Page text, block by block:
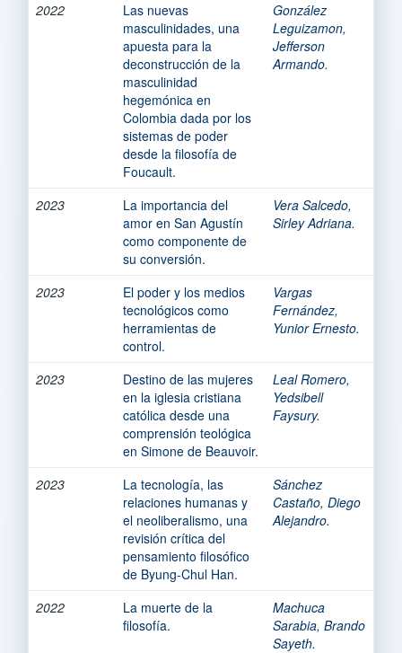
2022
Las nuevas
masculinidades, una
apuesta para la
deconstrucción de la
masculinidad
hegemónica en
Colombia dada por los
sistemas de poder
desde la filosofía de
Foucault.
González
Leguizamon,
Jefferson
Armando.
2023
La importancia del
amor en San Agustín
como componente de
su conversión.
Vera Salcedo,
Sirley Adriana.
2023
El poder y los medios
tecnológicos como
herramientas de
control.
Vargas
Fernández,
Yunior Ernesto.
2023
Destino de las mujeres
en la iglesia cristiana
católica desde una
comprensión teológica
en Simone de Beauvoir.
Leal Romero,
Yedsibell
Faysury.
2023
La tecnología, las
relaciones humanas y
el neoliberalismo, una
revisión crítica del
pensamiento filosófico
de Byung-Chul Han.
Sánchez
Castaño, Diego
Alejandro.
2022
La muerte de la
filosofía.
Machuca
Sarabia, Brando
Sayeth.